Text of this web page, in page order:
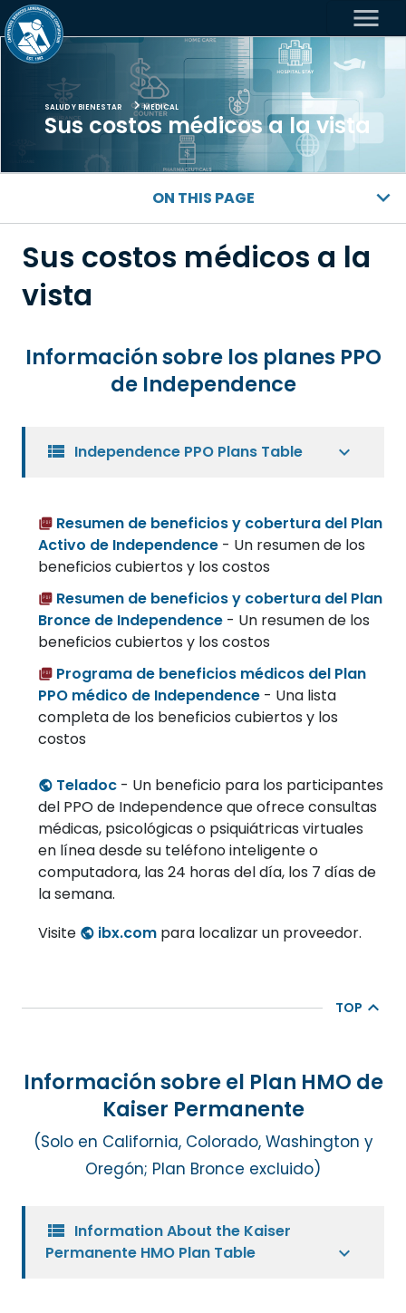
menu
SALUD Y BIENESTAR MEDICAL
Sus costos médicos a la vista
ON THIS PAGE
Sus costos médicos a la
vista
Información sobre los planes PPO
de Independence
view_list Independence PPO Plans Table
Resumen de beneficios y cobertura del Plan
Activo de Independence- Un resumen de los
beneficios cubiertos y los costos
Resumen de beneficios y cobertura del Plan
Bronce de Independence- Un resumen de los
beneficios cubiertos y los costos
Programa de beneficios médicos del Plan
PPO médico de Independence- Una lista
completa de los beneficios cubiertos y los
costos
Teladoc- Un beneficio para los participantes
del PPO de Independence que ofrece consultas
médicas, psicológicas o psiquiátricas virtuales
en línea desde su teléfono inteligente o
computadora, las 24 horas del día, los 7 días de
la semana.
Visite
ibx.compara localizar un proveedor.
TOP
Información sobre el Plan HMO de
Kaiser Permanente
(Solo en California, Colorado, Washington y
Oregón; Plan Bronce excluido)
view_list Information About the Kaiser
Permanente HMO Plan Table